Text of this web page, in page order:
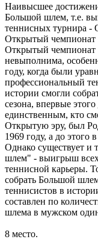
Наивысшее
Большой шлем, т.е.
теннисных турнира -
Открытый
Открытый чемпионат
невыполнима,
году, когда были
профессиональный
истории смогли
сезона, впервые
единственным, кто
Открытую эру, был
1969 году, а до этого
Однако существует и
шлем" - выигрыш всех
теннисной карьеры.
собрать Большой
теннисистов в
составлен по
шлема в мужском
8 место.